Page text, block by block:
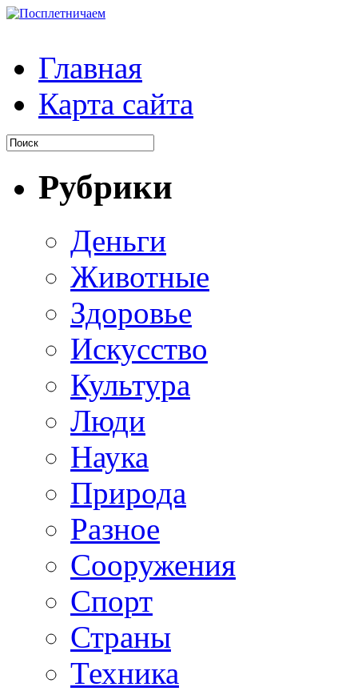
Главная
Карта сайта
Рубрики
Деньги
Животные
Здоровье
Искусство
Культура
Люди
Наука
Природа
Разное
Сооружения
Спорт
Страны
Техника